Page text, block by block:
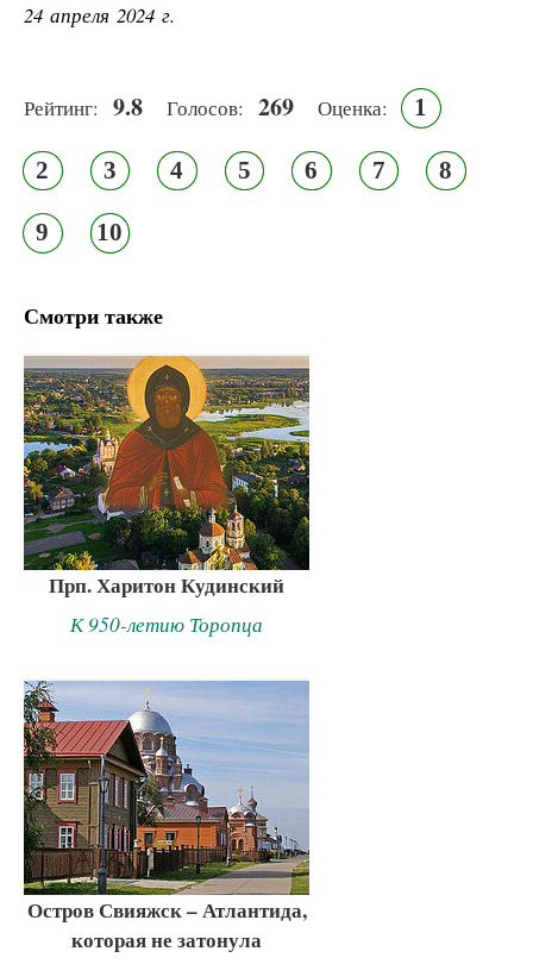
24 апреля 2024 г.
Рейтинг: 9.8 Голосов: 269 Оценка: 1
2 3 4 5 6 7 8
9 10
Смотри также
Прп. Харитон Кудинский
К 950-летию Торопца
Остров Свияжск – Атлантида,
которая не затонула